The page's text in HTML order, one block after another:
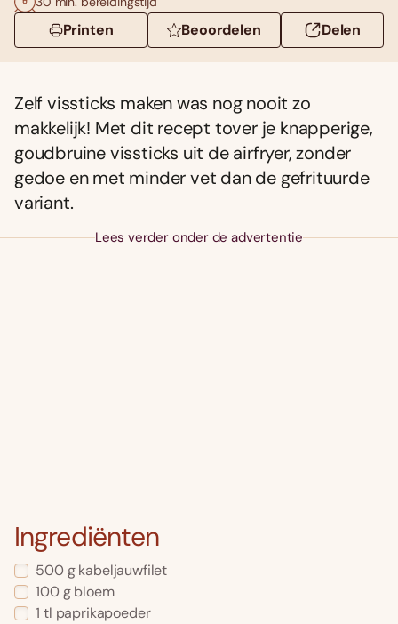
Printen Beoordelen Delen
Zelf vissticks maken was nog nooit zo
makkelijk! Met dit recept tover je knapperige,
goudbruine vissticks uit de airfryer, zonder
gedoe en met minder vet dan de gefrituurde
variant.
Lees verder onder de advertentie
Ingrediënten
500 g kabeljauwfilet
100 g bloem
1 tl paprikapoeder